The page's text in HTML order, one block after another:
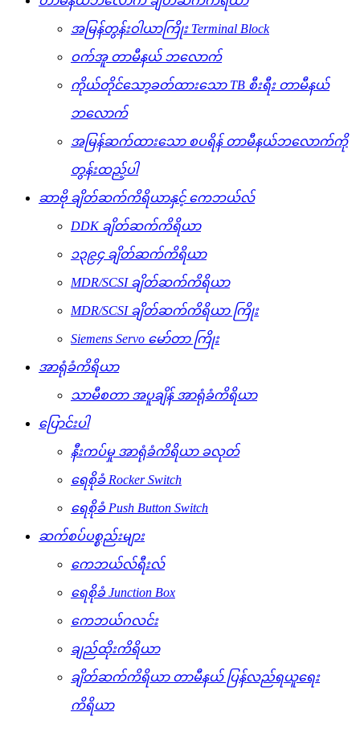
အမြန်တွန်းဝါယာကြိုး Terminal Block
ဝက်အူ တာမီနယ် ဘလောက်
ကိုယ်တိုင်သော့ခတ်ထားသော TB စီးရီး တာမီနယ်
ဘလောက်
အမြန်ဆက်ထားသော စပရိန် တာမီနယ်ဘလောက်ကို
တွန်းထည့်ပါ
ဆာဗို ချိတ်ဆက်ကိရိယာနှင့် ကေဘယ်လ်
DDK ချိတ်ဆက်ကိရိယာ
၁၃၉၄ ချိတ်ဆက်ကိရိယာ
MDR/SCSI ချိတ်ဆက်ကိရိယာ
MDR/SCSI ချိတ်ဆက်ကိရိယာ ကြိုး
Siemens Servo မော်တာ ကြိုး
အာရုံခံကိရိယာ
သာမီစတာ အပူချိန် အာရုံခံကိရိယာ
ပြောင်းပါ
နီးကပ်မှု အာရုံခံကိရိယာ ခလုတ်
ရေစိုခံ Rocker Switch
ရေစိုခံ Push Button Switch
ဆက်စပ်ပစ္စည်းများ
ကေဘယ်လ်ရီးလ်
ရေစိုခံ Junction Box
ကေဘယ်ဂလင်း
ချည်ထိုးကိရိယာ
ချိတ်ဆက်ကိရိယာ တာမီနယ် ပြန်လည်ရယူရေး
ကိရိယာ